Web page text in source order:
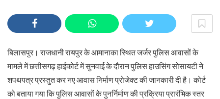
बिलासपुर। राजधानी रायपुर के आमानाका स्थित जर्जर पुलिस आवासों के
मामले में छत्तीसगढ़ हाईकोर्ट में सुनवाई के दौरान पुलिस हाउसिंग सोसायटी ने
शपथपत्र प्रस्तुत कर नए आवास निर्माण प्रोजेक्ट की जानकारी दी है। कोर्ट
को बताया गया कि पुलिस आवासों के पुनर्निर्माण की प्रक्रिया प्रारंभिक स्तर